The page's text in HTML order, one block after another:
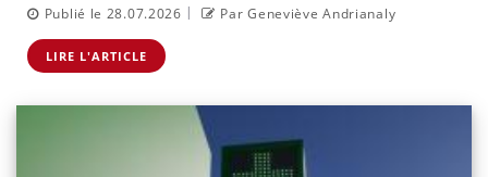
Publié le 28.07.2026 | Par Geneviève Andrianaly
LIRE L'ARTICLE